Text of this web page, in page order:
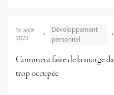
16 août
2023
•
Développement
personnel
•
Comment faire de la marge
trop occupée